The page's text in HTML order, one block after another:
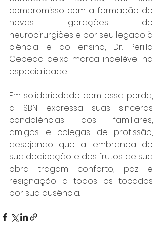
compromisso com a formação de
novas gerações de
neurocirurgiões e por seu legado à
ciência e ao ensino, Dr. Perilla
Cepeda deixa marca indelével na
especialidade.
Em solidariedade com essa perda,
a SBN expressa suas sinceras
condolências aos familiares,
amigos e colegas de profissão,
desejando que a lembrança de
sua dedicação e dos frutos de sua
obra tragam conforto, paz e
resignação a todos os tocados
por sua ausência.